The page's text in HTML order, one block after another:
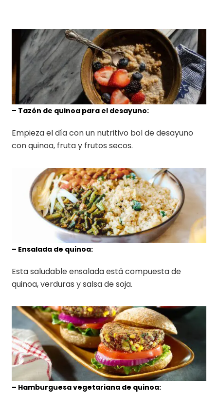
– Tazón de quinoa para el desayuno:
Empieza el día con un nutritivo bol de desayuno
con quinoa, fruta y frutos secos.
– Ensalada de quinoa:
Esta saludable ensalada está compuesta de
quinoa, verduras y salsa de soja.
– Hamburguesa vegetariana de quinoa: